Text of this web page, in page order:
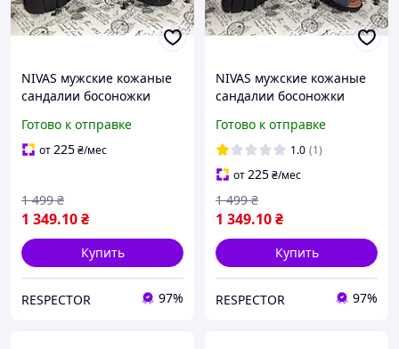
NIVAS мужские кожаные
сандалии босоножки
Готово к отправке
от225₴/мес
1 349.10₴
1 499 ₴
Купить
RESPECTOR 97%
NIVAS мужские кожаные
сандалии босоножки
Готово к отправке
1.0 (1)
от225₴/мес
1 349.10₴
1 499 ₴
Купить
RESPECTOR 97%